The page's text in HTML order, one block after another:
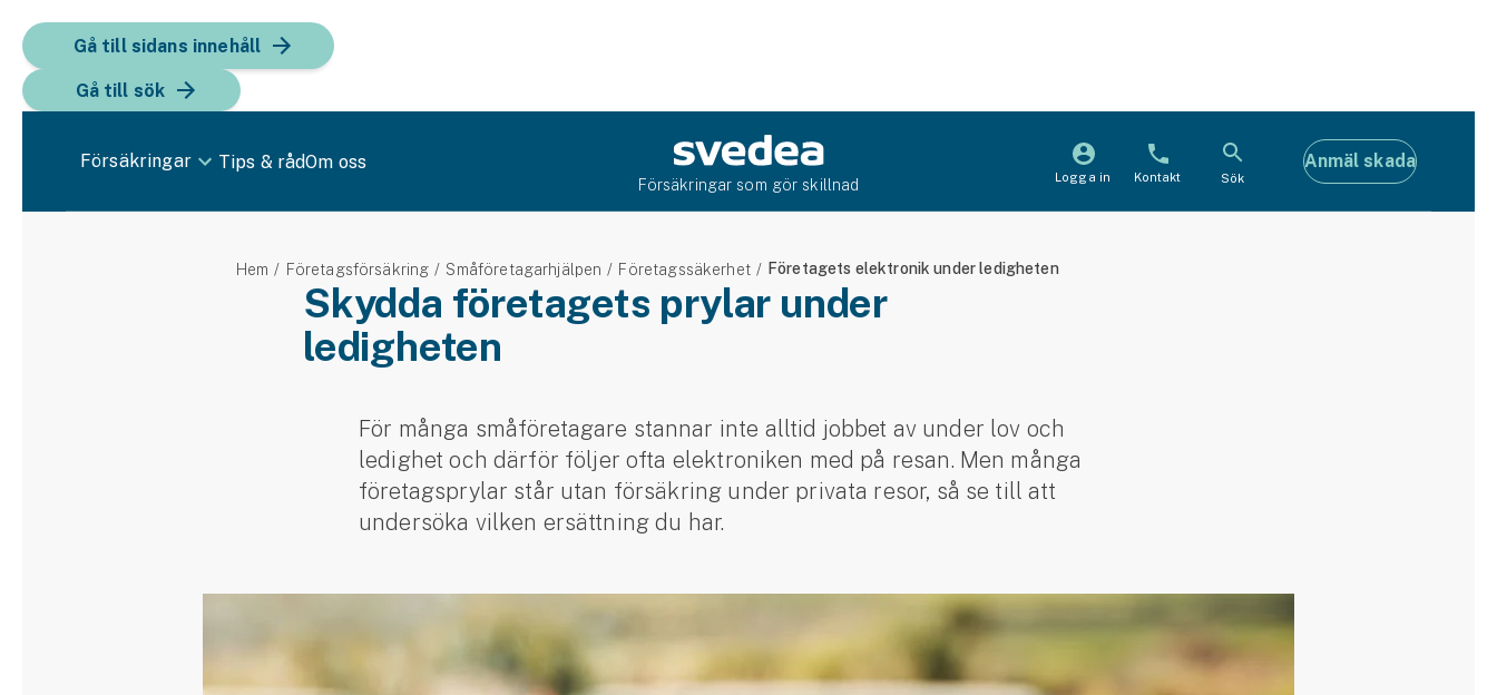
Gå till sidans innehåll
Gå till sök
Försäkringar Tips & rådOm oss
Försäkringar som gör skillnad Logga in Kontakt Sök
Anmäl skada
Hem Företagsförsäkring Småföretagarhjälpen Företagssäkerhet Företagets elektronik under ledigheten
Skydda företagets prylar under
ledigheten
För många småföretagare stannar inte alltid jobbet av under lov och
ledighet och därför följer ofta elektroniken med på resan. Men många
företagsprylar står utan försäkring under privata resor, så se till att
undersöka vilken ersättning du har.